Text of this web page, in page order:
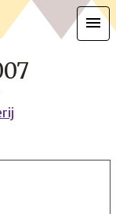
menu